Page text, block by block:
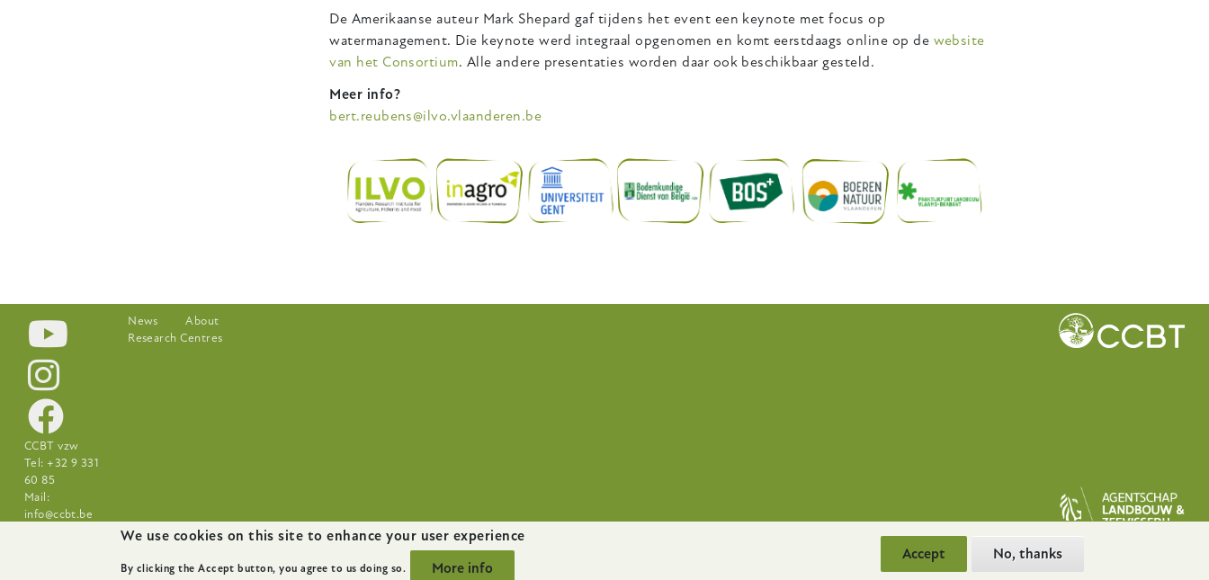
De Amerikaanse auteur Mark Shepard gaf tijdens het event een keynote met focus op
watermanagement. Die keynote werd integraal opgenomen en komt eerstdaags online op de website
van het Consortium. Alle andere presentaties worden daar ook beschikbaar gesteld.
Meer info?
bert.reubens@ilvo.vlaanderen.be
CCBT vzw
Tel: +32 9 331
60 85
Mail:
info@ccbt.be
Footer-
News
About
Research Centres
We use cookies on this site to enhance your user experience
By clicking the Accept button, you agree to us doing so. More info
Accept No, thanks